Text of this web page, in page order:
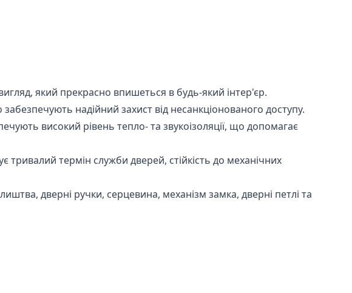
який прекрасно впишеться в будь-який інтер'єр.
надійний захист від несанкціонованого доступу.
високий рівень тепло- та звукоізоляції, що допомагає
тривалий термін служби дверей, стійкість до механічних
дверні ручки, серцевина, механізм замка, дверні петлі та